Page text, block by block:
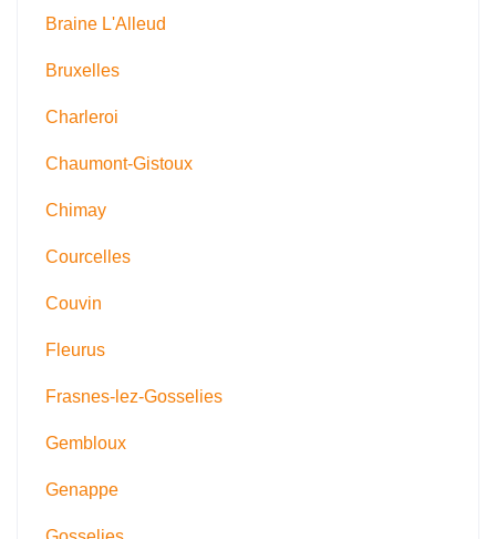
Braine L'Alleud
Bruxelles
Charleroi
Chaumont-Gistoux
Chimay
Courcelles
Couvin
Fleurus
Frasnes-lez-Gosselies
Gembloux
Genappe